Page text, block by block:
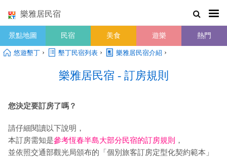
樂雅居民宿
景點地圖 民宿 美食 遊樂 熱門
悠遊墾丁 › 墾丁民宿列表 › 樂雅居民宿介紹 ›
樂雅居民宿 - 訂房規則
您決定要訂房了嗎？
請仔細閱讀以下說明，
本訂房需知是參考恆春半島大部分民宿的訂房規則
，
並依照交通部觀光局頒布的「個別旅客訂房定型化契約範本」